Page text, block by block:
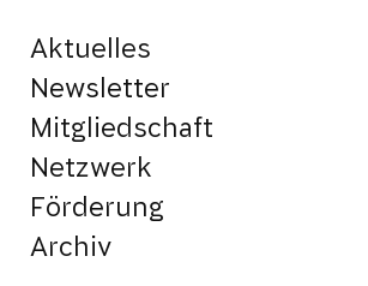
Aktuelles
Newsletter
Mitgliedschaft
Netzwerk
Förderung
Archiv